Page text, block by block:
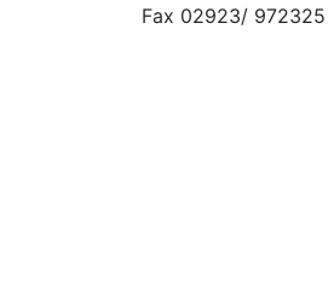
Fax 02923/ 972325